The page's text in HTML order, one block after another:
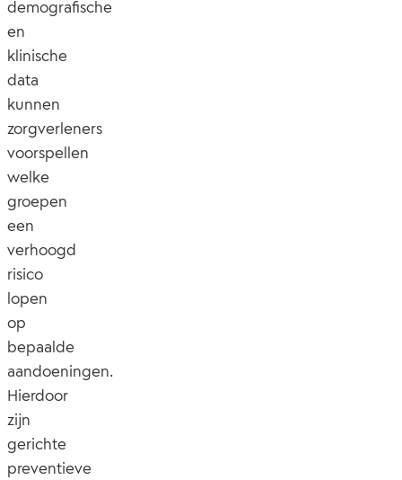
demografische
en
klinische
data
kunnen
zorgverleners
voorspellen
welke
groepen
een
verhoogd
risico
lopen
op
bepaalde
aandoeningen.
Hierdoor
zijn
gerichte
preventieve